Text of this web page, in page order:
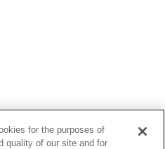
for the purposes of
quality of our site and for